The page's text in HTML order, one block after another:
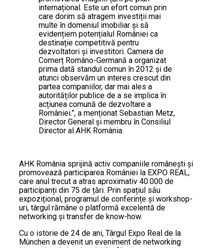
internațional. Este un efort comun prin
care dorim să atragem investiții mai
multe în domeniul imobiliar și să
evidențiem potențialul României ca
destinație competitivă pentru
dezvoltatori și investitori. Camera de
Comerț Româno-Germană a organizat
prima dată standul comun în 2012 și de
atunci observăm un interes crescut din
partea companiilor, dar mai ales a
autorităților publice de a se implica în
acțiunea comună de dezvoltare a
României.”, a menționat Sebastian Metz,
Director General și membru în Consiliul
Director al AHK România.
AHK România sprijină activ companiile românești și
promovează participarea României la EXPO REAL,
care anul trecut a atras aproximativ 40.000 de
participanți din 75 de țări. Prin spațiul său
expozițional, programul de conferințe și workshop-
uri, târgul rămâne o platformă excelentă de
networking și transfer de know-how.
Cu o istorie de 24 de ani, Târgul Expo Real de la
München a devenit un eveniment de networking